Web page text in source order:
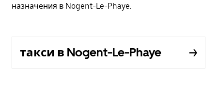
назначения в Nogent-Le-Phaye.
такси в Nogent-Le-Phaye